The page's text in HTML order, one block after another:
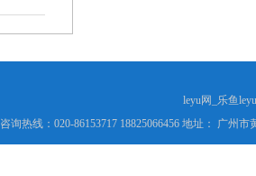
leyu网_乐鱼
咨询热线：020-86153717 18825066456 地址： 广州